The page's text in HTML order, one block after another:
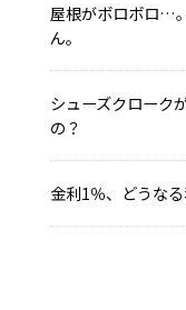
屋根がボロボロ…
ん。
シューズクローク
の？
金利1％、どうな